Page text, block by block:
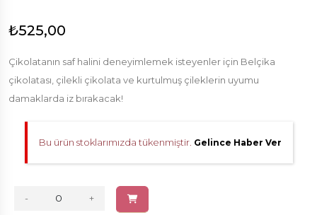
₺525,00
Çikolatanın saf halini deneyimlemek isteyenler için Belçika
çikolatası, çilekli çikolata ve kurtulmuş çileklerin uyumu
damaklarda iz bırakacak!
Bu ürün stoklarımızda tükenmiştir. Gelince Haber Ver
- +